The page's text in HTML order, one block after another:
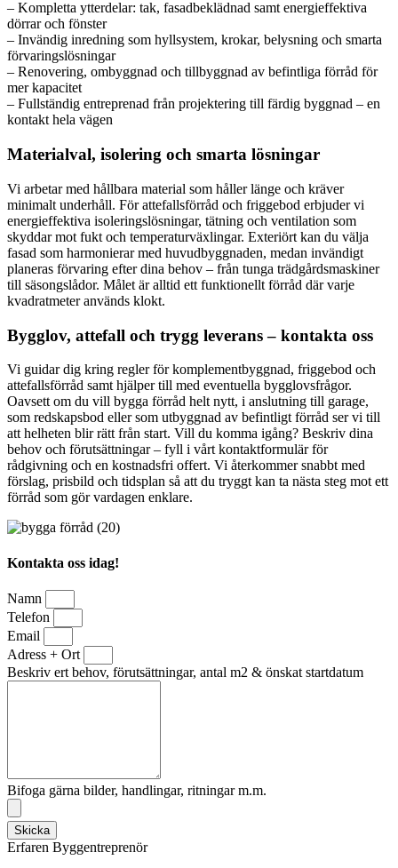
– Kompletta ytterdelar: tak, fasadbeklädnad samt energieffektiva
dörrar och fönster
– Invändig inredning som hyllsystem, krokar, belysning och smarta
förvaringslösningar
– Renovering, ombyggnad och tillbyggnad av befintliga förråd för
mer kapacitet
– Fullständig entreprenad från projektering till färdig byggnad – en
kontakt hela vägen
Materialval, isolering och smarta lösningar
Vi arbetar med hållbara material som håller länge och kräver
minimalt underhåll. För attefallsförråd och friggebod erbjuder vi
energieffektiva isoleringslösningar, tätning och ventilation som
skyddar mot fukt och temperaturväxlingar. Exteriört kan du välja
fasad som harmonierar med huvudbyggnaden, medan invändigt
planeras förvaring efter dina behov – från tunga trädgårdsmaskiner
till säsongslådor. Målet är alltid ett funktionellt förråd där varje
kvadratmeter används klokt.
Bygglov, attefall och trygg leverans – kontakta oss
Vi guidar dig kring regler för komplementbyggnad, friggebod och
attefallsförråd samt hjälper till med eventuella bygglovsfrågor.
Oavsett om du vill bygga förråd helt nytt, i anslutning till garage,
som redskapsbod eller som utbyggnad av befintligt förråd ser vi till
att helheten blir rätt från start. Vill du komma igång? Beskriv dina
behov och förutsättningar – fyll i vårt kontaktformulär för
rådgivning och en kostnadsfri offert. Vi återkommer snabbt med
förslag, prisbild och tidsplan så att du tryggt kan ta nästa steg mot ett
förråd som gör vardagen enklare.
Kontakta oss idag!
Namn
Telefon
Email
Adress + Ort
Beskriv ert behov, förutsättningar, antal m2 & önskat startdatum
Bifoga gärna bilder, handlingar, ritningar m.m.
Skicka
Erfaren Byggentreprenör